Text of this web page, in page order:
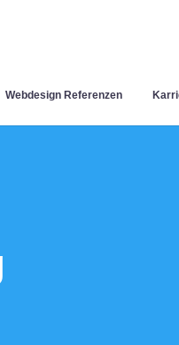
Webdesign Referenzen